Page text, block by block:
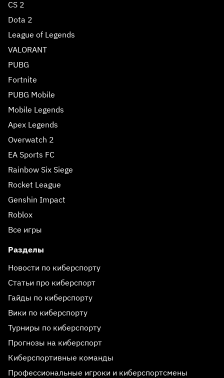
CS 2
Dota 2
League of Legends
VALORANT
PUBG
Fortnite
PUBG Mobile
Mobile Legends
Apex Legends
Overwatch 2
EA Sports FC
Rainbow Six Siege
Rocket League
Genshin Impact
Roblox
Все игры
Разделы
Новости по киберспорту
Статьи про киберспорт
Гайды по киберспорту
Вики по киберспорту
Турниры по киберспорту
Прогнозы на киберспорт
Киберспортивные команды
Профессиональные игроки и киберспортсмены